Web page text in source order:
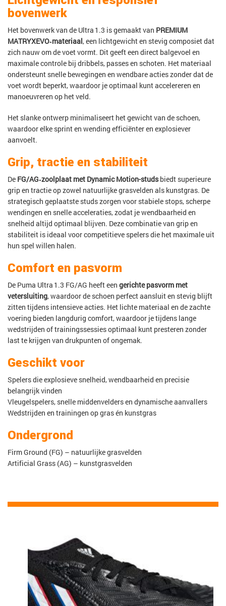
bovenwerk
Het bovenwerk van de Ultra 1.3 is gemaakt van PREMIUM
MATRYXEVO‑materiaal, een lichtgewicht en stevig composiet dat
zich nauw om de voet vormt. Dit geeft een direct balgevoel en
maximale controle bij dribbels, passes en schoten. Het materiaal
ondersteunt snelle bewegingen en wendbare acties zonder dat de
voet wordt beperkt, waardoor je optimaal kunt accelereren en
manoeuvreren op het veld.
Het slanke ontwerp minimaliseert het gewicht van de schoen,
waardoor elke sprint en wending efficiënter en explosiever
aanvoelt.
Grip, tractie en stabiliteit
De FG/AG‑zoolplaat met Dynamic Motion-studsbiedt superieure
grip en tractie op zowel natuurlijke grasvelden als kunstgras. De
strategisch geplaatste studs zorgen voor stabiele stops, scherpe
wendingen en snelle acceleraties, zodat je wendbaarheid en
snelheid altijd optimaal blijven. Deze combinatie van grip en
stabiliteit is ideaal voor competitieve spelers die het maximale uit
hun spel willen halen.
Comfort en pasvorm
De Puma Ultra 1.3 FG/AG heeft een gerichte pasvorm met
vetersluiting, waardoor de schoen perfect aansluit en stevig blijft
zitten tijdens intensieve acties. Het lichte materiaal en de zachte
voering bieden langdurig comfort, waardoor je tijdens lange
wedstrijden of trainingssessies optimaal kunt presteren zonder
last te krijgen van drukpunten of ongemak.
Geschikt voor
Spelers die explosieve snelheid, wendbaarheid en precisie
belangrijk vinden
Vleugelspelers, snelle middenvelders en dynamische aanvallers
Wedstrijden en trainingen op gras én kunstgras
Ondergrond
Firm Ground (FG) – natuurlijke grasvelden
Artificial Grass (AG) – kunstgrasvelden